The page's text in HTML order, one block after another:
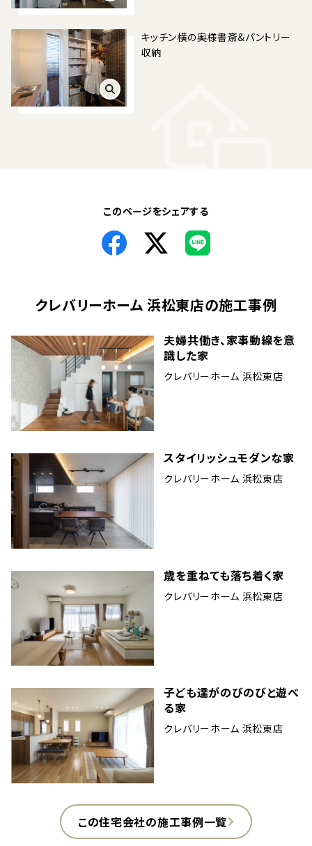
キッチン横の奥様書斎&パントリー
収納 ⁡
このページをシェアする
クレバリーホーム 浜松東店の施工事例
夫婦共働き、家事動線を意
識した家
クレバリーホーム 浜松東店
スタイリッシュモダンな家
クレバリーホーム 浜松東店
歳を重ねても落ち着く家
クレバリーホーム 浜松東店
子ども達がのびのびと遊べ
る家
クレバリーホーム 浜松東店
この住宅会社の施工事例一覧